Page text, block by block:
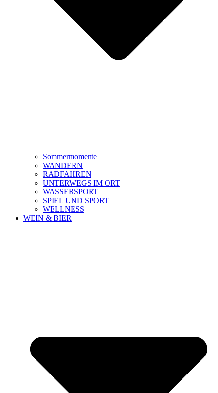
Sommermomente
WANDERN
RADFAHREN
UNTERWEGS IM ORT
WASSERSPORT
SPIEL UND SPORT
WELLNESS
WEIN & BIER